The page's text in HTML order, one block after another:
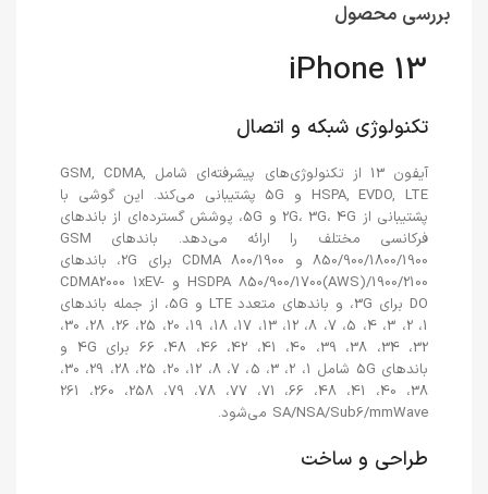
بررسی محصول
تکنولوژی شبکه و اتصال
آیفون 13 از تکنولوژی‌های پیشرفته‌ای شامل GSM, CDMA,
HSPA, EVDO, LTE و 5G پشتیبانی می‌کند. این گوشی با
پشتیبانی از 2G، 3G، 4G و 5G، پوشش گسترده‌ای از باندهای
فرکانسی مختلف را ارائه می‌دهد. باندهای GSM
850/900/1800/1900 و CDMA 800/1900 برای 2G، باندهای
HSDPA 850/900/1700(AWS)/1900/2100 و CDMA2000 1xEV-
DO برای 3G، و باندهای متعدد LTE و 5G، از جمله باندهای
1، 2، 3، 4، 5، 7، 8، 12، 13، 17، 18، 19، 20، 25، 26، 28، 30،
32، 34، 38، 39، 40، 41، 42، 46، 48، 66 برای 4G و
باندهای 5G شامل 1، 2، 3، 5، 7، 8، 12، 20، 25، 28، 29، 30،
38، 40، 41، 48، 66، 71، 77، 78، 79، 258، 260، 261
SA/NSA/Sub6/mmWave می‌شود.
طراحی و ساخت